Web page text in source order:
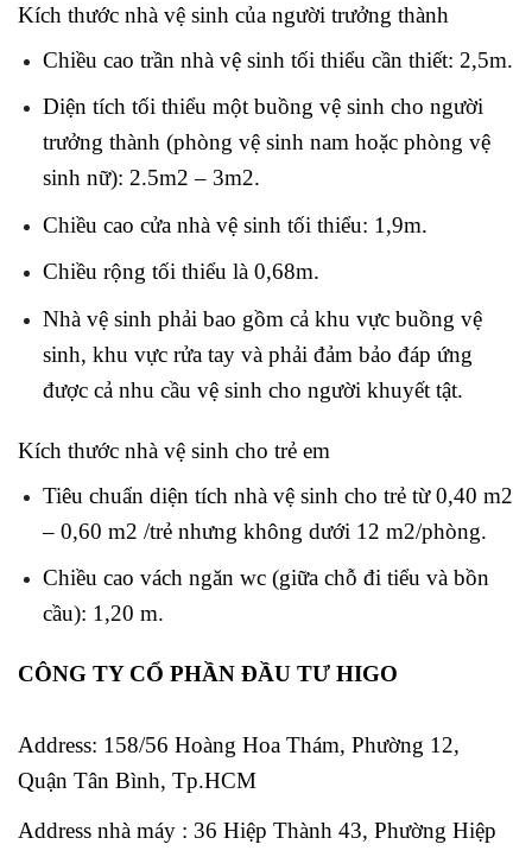
Kích thước nhà vệ sinh của người trưởng thành
Chiều cao trần nhà vệ sinh tối thiểu cần thiết: 2,5m.
Diện tích tối thiểu một buồng vệ sinh cho người
trưởng thành (phòng vệ sinh nam hoặc phòng vệ
sinh nữ): 2.5m2 – 3m2.
Chiều cao cửa nhà vệ sinh tối thiểu: 1,9m.
Chiều rộng tối thiểu là 0,68m.
Nhà vệ sinh phải bao gồm cả khu vực buồng vệ
sinh, khu vực rửa tay và phải đảm bảo đáp ứng
được cả nhu cầu vệ sinh cho người khuyết tật.
Kích thước nhà vệ sinh cho trẻ em
Tiêu chuẩn diện tích nhà vệ sinh cho trẻ từ 0,40 m2
– 0,60 m2 /trẻ nhưng không dưới 12 m2/phòng.
Chiều cao vách ngăn wc (giữa chỗ đi tiểu và bồn
cầu): 1,20 m.
CÔNG TY CỔ PHẦN ĐẦU TƯ HIGO
Address: 158/56 Hoàng Hoa Thám, Phường 12,
Quận Tân Bình, Tp.HCM
Address nhà máy : 36 Hiệp Thành 43, Phường Hiệp